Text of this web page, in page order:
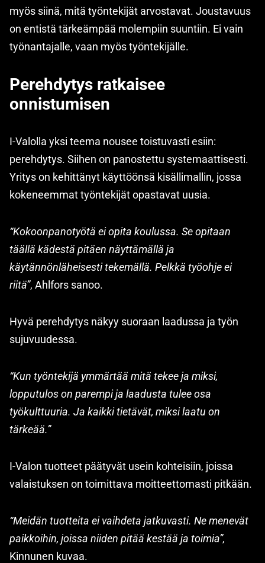
myös siinä, mitä työntekijät arvostavat. Joustavuus
on entistä tärkeämpää molempiin suuntiin. Ei vain
työnantajalle, vaan myös työntekijälle.
Perehdytys ratkaisee
onnistumisen
I-Valolla yksi teema nousee toistuvasti esiin:
perehdytys. Siihen on panostettu systemaattisesti.
Yritys on kehittänyt käyttöönsä kisällimallin, jossa
kokeneemmat työntekijät opastavat uusia.
“Kokoonpanotyötä ei opita koulussa. Se opitaan
täällä kädestä pitäen näyttämällä ja
käytännönläheisesti tekemällä. Pelkkä työohje ei
riitä”, Ahlfors sanoo.
Hyvä perehdytys näkyy suoraan laadussa ja työn
sujuvuudessa.
“Kun työntekijä ymmärtää mitä tekee ja miksi,
lopputulos on parempi ja laadusta tulee osa
työkulttuuria. Ja kaikki tietävät, miksi laatu on
tärkeää.”
I-Valon tuotteet päätyvät usein kohteisiin, joissa
valaistuksen on toimittava moitteettomasti pitkään.
“Meidän tuotteita ei vaihdeta jatkuvasti. Ne menevät
paikkoihin, joissa niiden pitää kestää ja toimia”,
Kinnunen kuvaa.